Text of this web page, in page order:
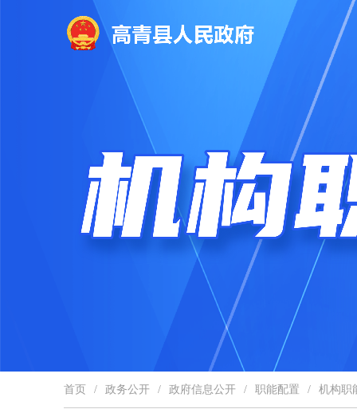
首页 / 政务公开 / 政府信息公开 / 职能配置 / 机构职